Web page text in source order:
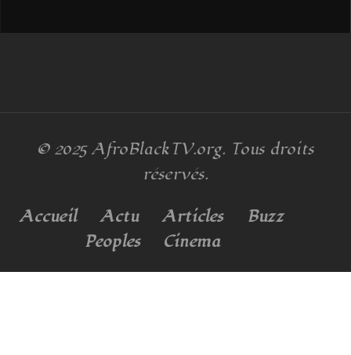
© 2025 AfroBlackTV.org. Tous droits
réservés.
Accueil Actu Articles
Buzz
Peoples
Cinema